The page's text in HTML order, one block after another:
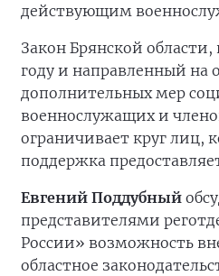
действующим
Закон Брянской
году и направленный на
дополнительных мер
военнослужащих и
ограничивает круг лиц,
поддержка
Евгений Поддубный
представителями
России» возможность
областное